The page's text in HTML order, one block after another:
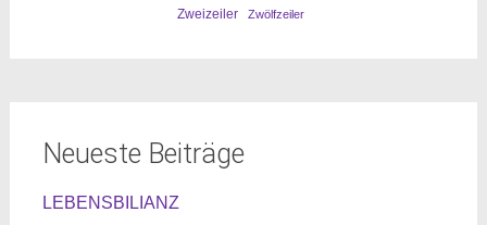
Zweizeiler Zwölfzeiler
Neueste Beiträge
LEBENSBILIANZ